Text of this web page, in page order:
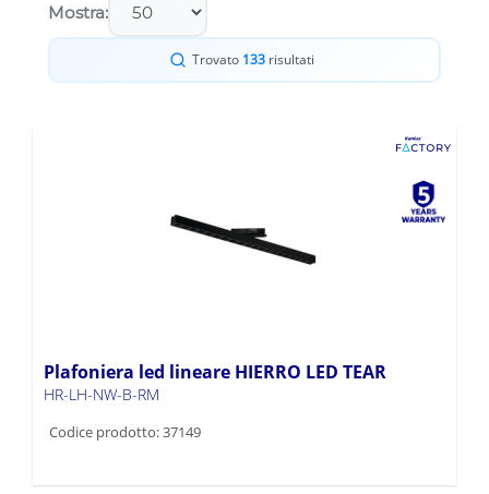
Mostra:
Trovato 133 risultati
Plafoniera led lineare HIERRO LED TEAR
HR-LH-NW-B-RM
Codice prodotto: 37149